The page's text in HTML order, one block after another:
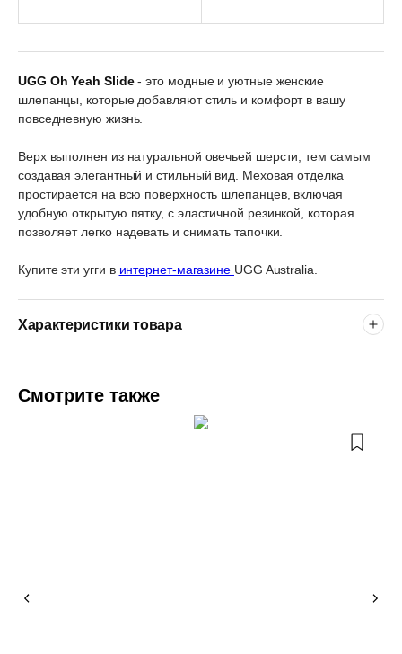
UGG Oh Yeah Slide- это модные и уютные женские
шлепанцы, которые добавляют стиль и комфорт в вашу
повседневную жизнь.
Верх выполнен из натуральной овечьей шерсти, тем самым
создавая элегантный и стильный вид. Меховая отделка
простирается на всю поверхность шлепанцев, включая
удобную открытую пятку, с эластичной резинкой, которая
позволяет легко надевать и снимать тапочки.
Купите эти угги в интернет-магазине UGG Australia.
Характеристики товара
Смотрите также